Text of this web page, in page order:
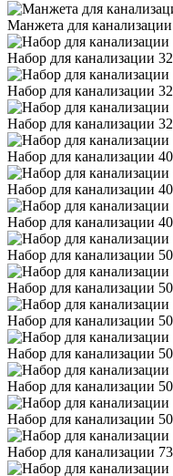
Манжета для
Набор для канализации
Набор для канализации
Набор для канализации
Набор для канализации
Набор для канализации
Набор для канализации
Набор для канализации
Набор для канализации
Набор для канализации
Набор для канализации
Набор для канализации
Набор для канализации
Набор для канализации